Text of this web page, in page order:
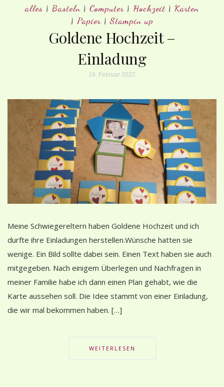
alles | Basteln | Computer | Hochzeit | Karten
| Papier|Stampin up
Goldene Hochzeit –
Einladung
16. Februar 2022
Meine Schwiegereltern haben Goldene Hochzeit und ich
durfte ihre Einladungen herstellen.Wünsche hatten sie
wenige. Ein Bild sollte dabei sein. Einen Text haben sie auch
mitgegeben. Nach einigem Überlegen und Nachfragen in
meiner Familie habe ich dann einen Plan gehabt, wie die
Karte aussehen soll. Die Idee stammt von einer Einladung,
die wir mal bekommen haben. […]
WEITERLESEN